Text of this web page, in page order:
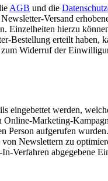
AGB und die
Versand
Einzelheiten hierzu
Bestellung erteilt
Widerruf der
eingebettet werden,
Marketing-
aufgerufen
Newslettern zu
Verfahren